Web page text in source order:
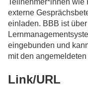
Teilnehmer*innen wie
externe
einladen. BBB ist
eingebunden und
mit den
Link/URL